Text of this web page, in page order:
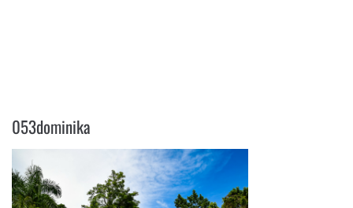
053dominika